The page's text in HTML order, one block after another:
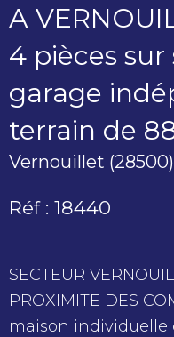
A
4 pièces sur
garage
terrain de
Vernouillet (28500)
Réf : 18440
SECTEUR
PROXIMITE DES
maison